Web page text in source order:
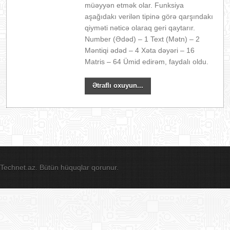
müəyyən etmək olar. Funksiya
aşağıdakı verilən tipinə görə qarşındakı
qiyməti nəticə olaraq geri qaytarır.
Number (Ədəd) – 1 Text (Mətn) – 2
Məntiqi ədəd – 4 Xəta dəyəri – 16
Matris – 64 Ümid edirəm, faydalı oldu.
Ətraflı oxuyun...
Technet.az. Bütün hüquqlar qorunur.